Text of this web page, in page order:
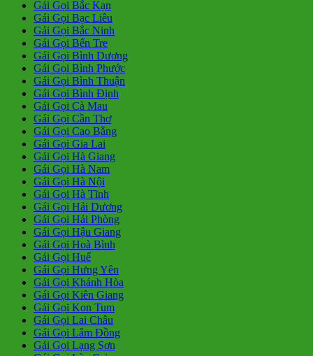
Gái Gọi Bắc Kạn
Gái Gọi Bạc Liêu
Gái Gọi Bắc Ninh
Gái Gọi Bến Tre
Gái Gọi Bình Dương
Gái Gọi Bình Phước
Gái Gọi Bình Thuận
Gái Gọi Bình Định
Gái Gọi Cà Mau
Gái Gọi Cần Thơ
Gái Gọi Cao Bằng
Gái Gọi Gia Lai
Gái Gọi Hà Giang
Gái Gọi Hà Nam
Gái Gọi Hà Nội
Gái Gọi Hà Tĩnh
Gái Gọi Hải Dương
Gái Gọi Hải Phòng
Gái Gọi Hậu Giang
Gái Gọi Hoà Bình
Gái Gọi Huế
Gái Gọi Hưng Yên
Gái Gọi Khánh Hòa
Gái Gọi Kiên Giang
Gái Gọi Kon Tum
Gái Gọi Lai Châu
Gái Gọi Lâm Đồng
Gái Gọi Lạng Sơn